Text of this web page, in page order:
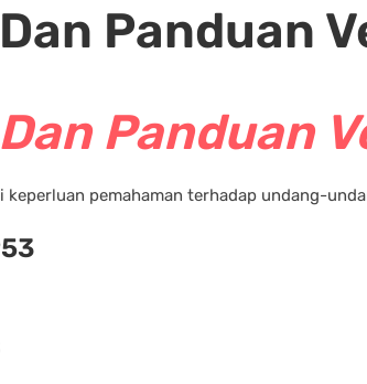
Panduan
Panduan
pemahaman terhadap undang-